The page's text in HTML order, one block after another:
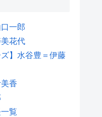
一郎
美花代
ズ】水谷豊＝伊藤
香
覧